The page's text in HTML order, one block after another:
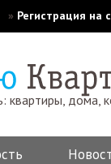
» Регистрация на
квартиры, дома,